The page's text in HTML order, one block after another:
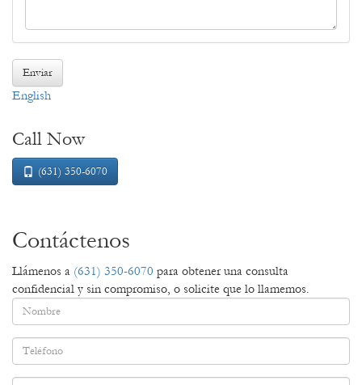
Declaración
Enviar
English
Call Now
(631) 350-6070
Contáctenos
Llámenos a (631) 350-6070 para obtener una consulta
confidencial y sin compromiso, o solicite que lo llamemos.
Nombre
Teléfono